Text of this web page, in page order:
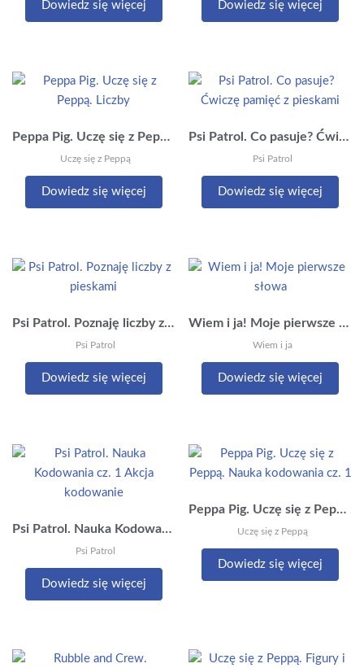
Dowiedz się więcej Dowiedz się więcej
Peppa Pig. Uczę się z Peppą. Liczby
Uczę się z Peppą
Dowiedz się więcej
Psi Patrol. Co pasuje? Ćwiczę pamięć z pieskami
Psi Patrol
Dowiedz się więcej
Psi Patrol. Poznaję liczby z pieskami
Psi Patrol
Dowiedz się więcej
Wiem i ja! Moje pierwsze słowa
Wiem i ja
Dowiedz się więcej
Psi Patrol. Nauka Kodowania cz. 1 Akcja kodowanie
Psi Patrol
Dowiedz się więcej
Peppa Pig. Uczę się z Peppą. Nauka kodowania cz. 1
Uczę się z Peppą
Dowiedz się więcej